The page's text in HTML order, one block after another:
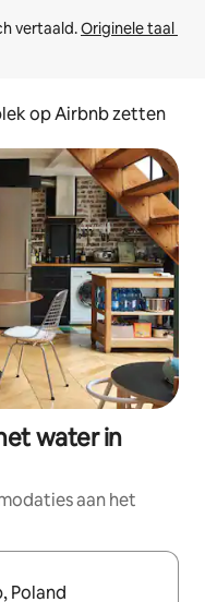
vertaald. Originele taal
op Airbnb zetten
water in
aan het
zijn, maak je een keuze